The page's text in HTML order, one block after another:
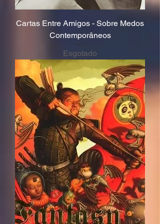
Cartas Entre Amigos - Sobre Medos
Contemporâneos
Esgotado